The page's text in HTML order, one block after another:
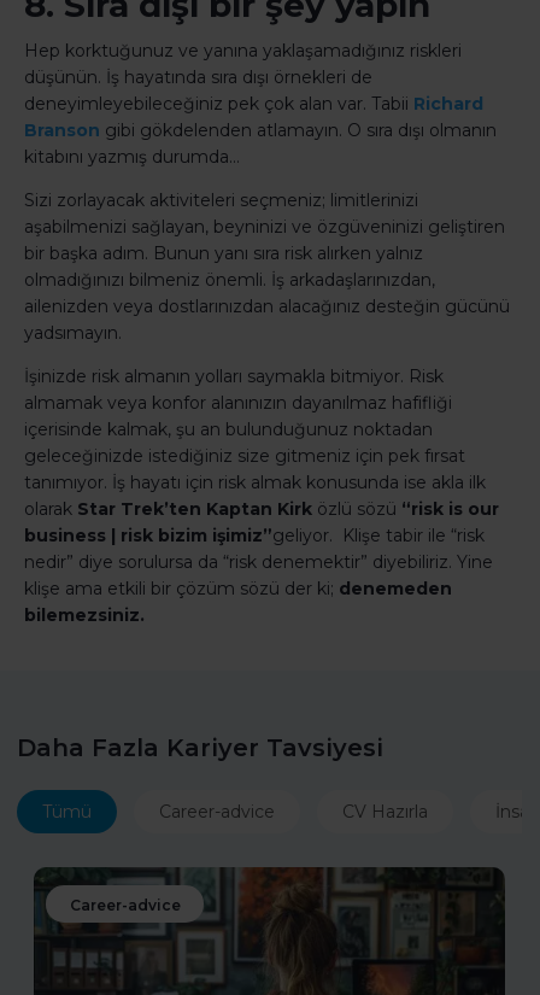
Hep korktuğunuz ve yanına yaklaşamadığınız riskleri
düşünün. İş hayatında sıra dışı örnekleri de
deneyimleyebileceğiniz pek çok alan var. Tabii Richard
Branson gibi gökdelenden atlamayın. O sıra dışı olmanın
kitabını yazmış durumda…
Sizi zorlayacak aktiviteleri seçmeniz; limitlerinizi
aşabilmenizi sağlayan, beyninizi ve özgüveninizi geliştiren
bir başka adım. Bunun yanı sıra risk alırken yalnız
olmadığınızı bilmeniz önemli. İş arkadaşlarınızdan,
ailenizden veya dostlarınızdan alacağınız desteğin gücünü
yadsımayın.
İşinizde risk almanın yolları saymakla bitmiyor. Risk
almamak veya konfor alanınızın dayanılmaz hafifliği
içerisinde kalmak, şu an bulunduğunuz noktadan
geleceğinizde istediğiniz size gitmeniz için pek fırsat
tanımıyor. İş hayatı için risk almak konusunda ise akla ilk
olarak Star Trek’ten Kaptan Kirk özlü sözü “risk is our
business | risk bizim işimiz”geliyor. Klişe tabir ile “risk
nedir” diye sorulursa da “risk denemektir” diyebiliriz. Yine
klişe ama etkili bir çözüm sözü der ki; denemeden
bilemezsiniz.
Daha Fazla Kariyer Tavsiyesi
Tümü Career-advice CV Hazırla
Career-advice